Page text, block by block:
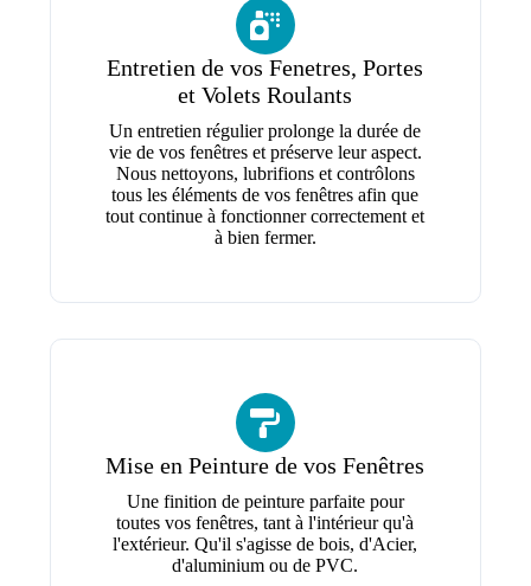
Entretien de vos Fenetres, Portes
et Volets Roulants
Un entretien régulier prolonge la durée de
vie de vos fenêtres et préserve leur aspect.
Nous nettoyons, lubrifions et contrôlons
tous les éléments de vos fenêtres afin que
tout continue à fonctionner correctement et
à bien fermer.
Mise en Peinture de vos Fenêtres
Une finition de peinture parfaite pour
toutes vos fenêtres, tant à l'intérieur qu'à
l'extérieur. Qu'il s'agisse de bois, d'Acier,
d'aluminium ou de PVC.